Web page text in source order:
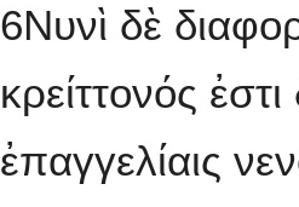
6Νυνὶ δὲ
κρείττονός
ἐπαγγελίαις